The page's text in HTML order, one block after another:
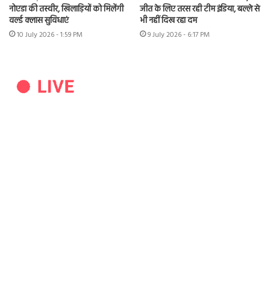
नोएडा की तस्वीर, खिलाड़ियों को मिलेंगी
वर्ल्ड क्लास सुविधाएं
10 July 2026 - 1:59 PM
जीत के लिए तरस रही टीम इंडिया, बल्ले से
भी नहीं दिख रहा दम
9 July 2026 - 6:17 PM